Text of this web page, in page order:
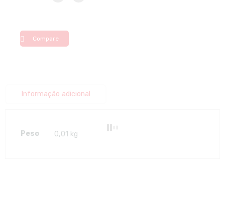
Compare
Informação adicional
Peso 0,01 kg